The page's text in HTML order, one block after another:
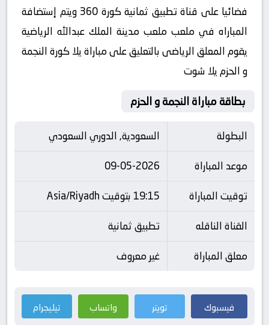
فضائيا على قناة تطبيق ثمانية كورة 360 ويتم إستضافة
المباراه في ملعب ملعب مدينة الملك عبدالله الرياضية
يقوم المعلق الرياضى بالتعليق على مباراة يلا كورة النجمة
و الحزم يلا شوت
بطاقة مباراة النجمة و الحزم
البطولة
السعودية, الدوري السعودي
موعد المباراة
09-05-2026
توقيت المباراة
19:15 بتوقيت Asia/Riyadh
القناة الناقله
تطبيق ثمانية
معلق المباراة
غير معروف
فيسبوك تويتر واتساب تيليجرام